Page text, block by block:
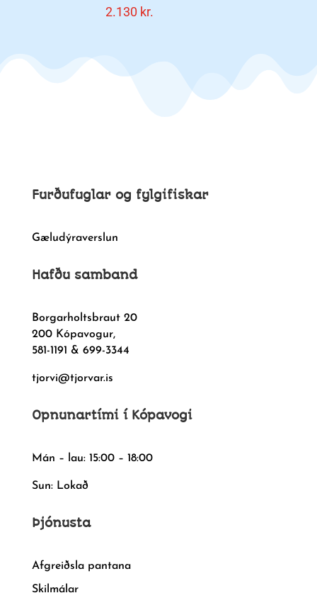
2.130 kr.
Furðufuglar og fylgifiskar
Gæludýraverslun
Hafðu samband
Borgarholtsbraut 20
200 Kópavogur,
581-1191 & 699-3344
tjorvi@tjorvar.is
Opnunartími í Kópavogi
Mán – lau: 15:00 – 18:00
Sun: Lokað
Þjónusta
Afgreiðsla pantana
Skilmálar